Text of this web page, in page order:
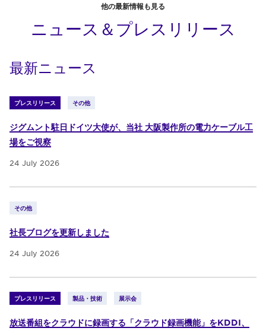
他の最新情報も見る
ニュース＆プレスリリース
最新ニュース
プレスリリース その他
ジグムント駐日ドイツ大使が、当社 大阪製作所の電力ケーブル工
場をご視察
24 July 2026
その他
社長ブログを更新しました
24 July 2026
プレスリリース 製品・技術 展示会
放送番組をクラウドに録画する「クラウド録画機能」をKDDI、